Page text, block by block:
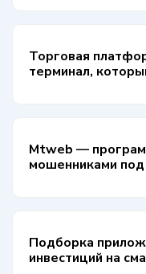
Торговая
терминал,
Mtweb —
мошенниками
Подборка
инвестиций на